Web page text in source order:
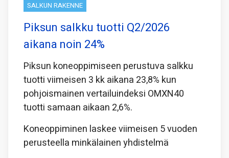
SALKUN RAKENNE
Piksun salkku tuotti Q2/2026
aikana noin 24%
Piksun koneoppimiseen perustuva salkku
tuotti viimeisen 3 kk aikana 23,8% kun
pohjoismainen vertailuindeksi OMXN40
tuotti samaan aikaan 2,6%.
Koneoppiminen laskee viimeisen 5 vuoden
perusteella minkälainen yhdistelmä